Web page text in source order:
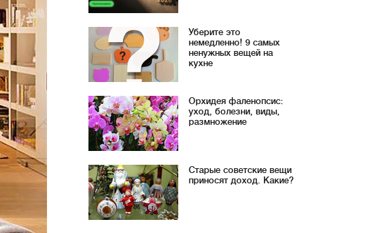
Уберите это
немедленно! 9 самых
ненужных вещей на
кухне
Орхидея фаленопсис:
уход, болезни, виды,
размножение
Старые советские вещи
приносят доход. Какие?